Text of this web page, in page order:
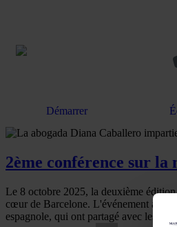
Démarrer
2ème conférence sur
Le 8 octobre 2025, la deuxième
cœur de Barcelone. L'événement a
espagnole, qui ont partagé avec les